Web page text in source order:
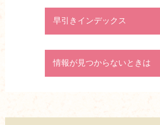
早引きインデックス
情報が見つからないときは